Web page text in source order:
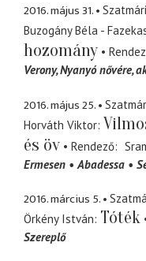
2016. május 31.
Buzogány Béla -
hozomány
Verony Nyanyó nővére,
2016. május 25.
Horváth Viktor
és öv
Rendező
Ermesen
Abadessa
2016. március 5.
Örkény István Tóték
Szereplő